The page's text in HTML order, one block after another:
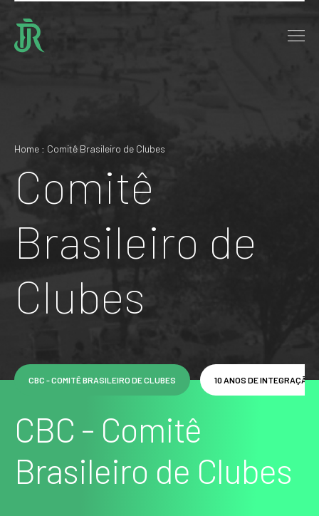
Home : Comitê Brasileiro de Clubes
Comitê
Brasileiro de
Clubes
CBC - Comitê
Brasileiro de Clubes
CBC - COMITÊ BRASILEIRO DE CLUBES 10 ANOS DE INTEGRAÇÃO